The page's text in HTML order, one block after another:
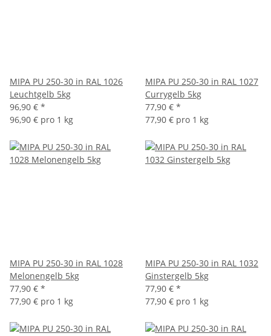
MIPA PU 250-30 in RAL 1026
Leuchtgelb 5kg
96,90 € *
96,90 € pro 1 kg
MIPA PU 250-30 in RAL 1027
Currygelb 5kg
77,90 € *
77,90 € pro 1 kg
MIPA PU 250-30 in RAL 1028
Melonengelb 5kg
77,90 € *
77,90 € pro 1 kg
MIPA PU 250-30 in RAL 1032
Ginstergelb 5kg
77,90 € *
77,90 € pro 1 kg